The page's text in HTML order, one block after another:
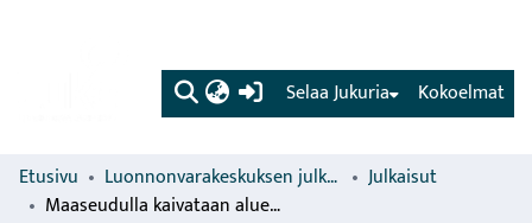
(current) Kokoelmat
Selaa Jukuria
Etusivu Luonnonvarakeskuksen julkaisut
Julkaisut
Maaseudulla kaivataan alueellista ilmastotietoa